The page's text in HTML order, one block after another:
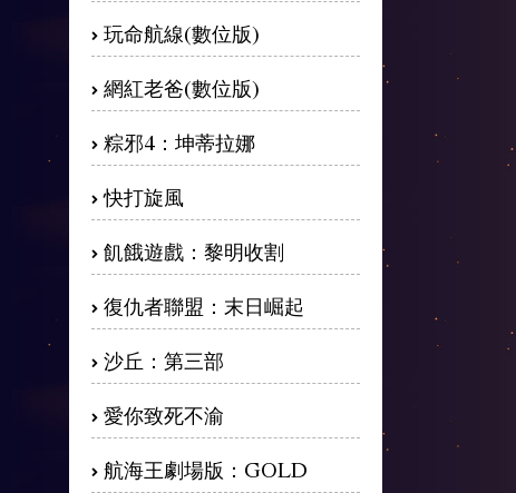
玩命航線(數位版)
網紅老爸(數位版)
粽邪4：坤蒂拉娜
快打旋風
飢餓遊戲：黎明收割
復仇者聯盟：末日崛起
沙丘：第三部
愛你致死不渝
航海王劇場版：GOLD